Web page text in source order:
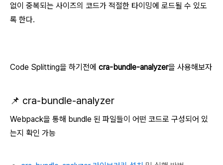
없이 중복되는 사이즈의 코드가 적절한 타이밍에 로드될 수 있도
록 한다.
Code Splitting을 하기전에 cra-bundle-analyzer을 사용해보자
📌 cra-bundle-analyzer
Webpack을 통해 bundle 된 파일들이 어떤 코드로 구성되어 있
는지 확인 가능